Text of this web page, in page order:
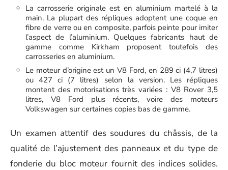
La carrosserie originale est en aluminium martelé à la
main. La plupart des répliques adoptent une coque en
fibre de verre ou en composite, parfois peinte pour imiter
l’aspect de l’aluminium. Quelques fabricants haut de
gamme comme Kirkham proposent toutefois des
carrosseries en aluminium.
Le moteur d’origine est un V8 Ford, en 289 ci (4,7 litres)
ou 427 ci (7 litres) selon la version. Les répliques
montent des motorisations très variées : V8 Rover 3,5
litres, V8 Ford plus récents, voire des moteurs
Volkswagen sur certaines copies bas de gamme.
Un examen attentif des soudures du châssis, de la
qualité de l’ajustement des panneaux et du type de
fonderie du bloc moteur fournit des indices solides.